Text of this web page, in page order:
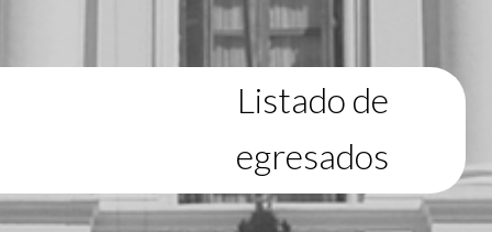
Listado de
egresados